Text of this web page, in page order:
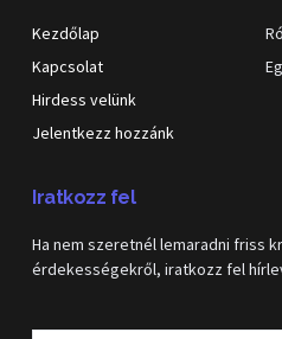
Kezdőlap
Kapcsolat
Hirdess velünk
Jelentkezz hozzánk
Iratkozz fel
Ha nem szeretnél lemaradni friss
érdekességekről, iratkozz fel